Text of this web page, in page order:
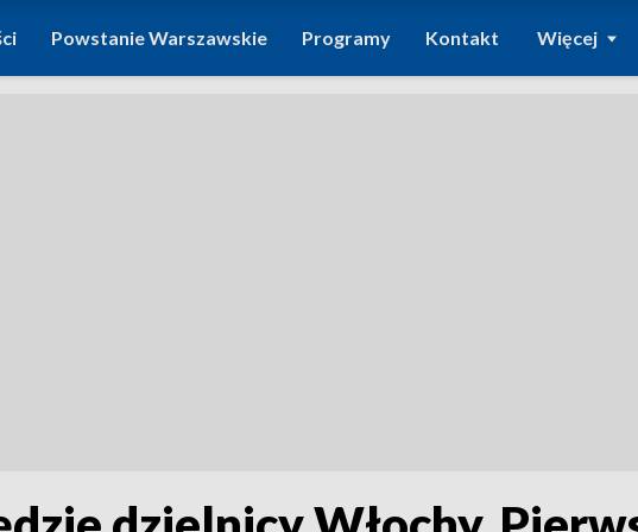
Powstanie Warszawskie Programy Kontakt Więcej